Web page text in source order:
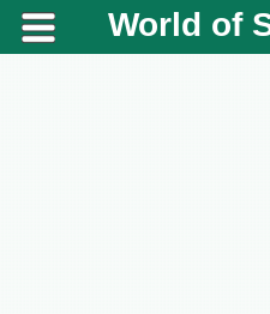
World of